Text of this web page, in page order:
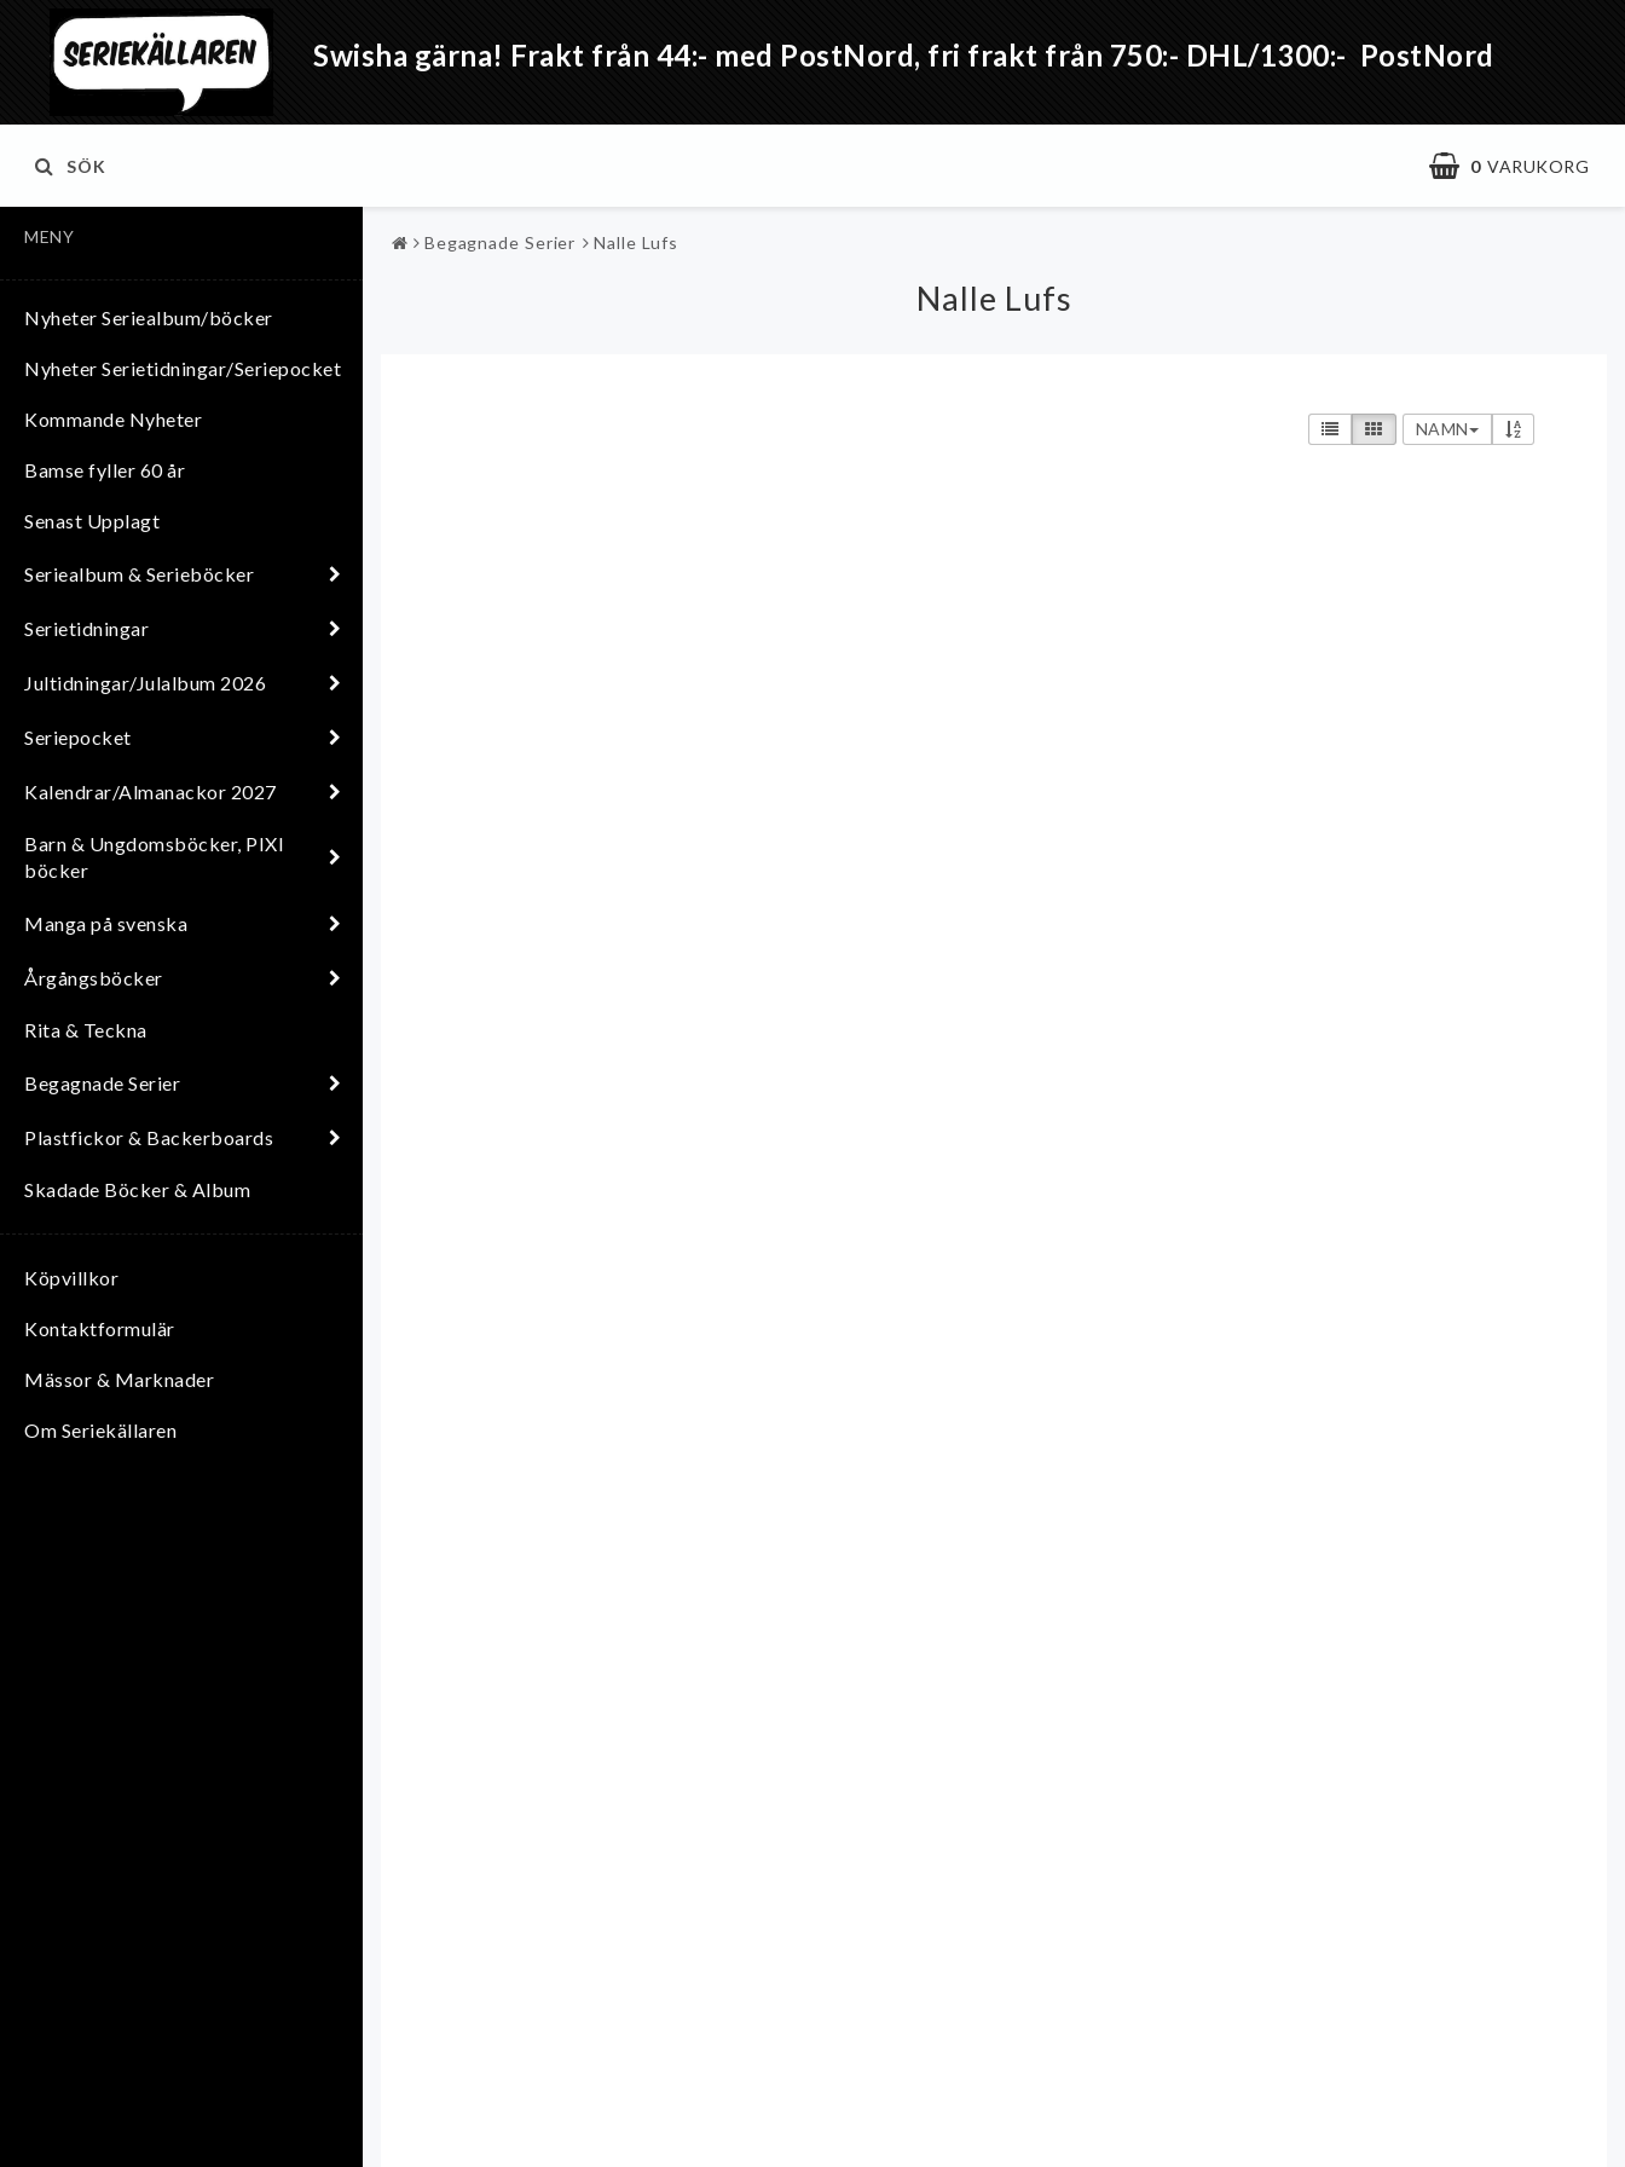
Swisha gärna! Frakt från 44:- med PostNord, fri frakt från 750:- DHL/1300:- PostNord
0 VARUKORG
SÖK
MENY
Nyheter Seriealbum/böcker
Nyheter Serietidningar/Seriepocket
Kommande Nyheter
Bamse fyller 60 år
Senast Upplagt
Seriealbum & Serieböcker
Serietidningar
Jultidningar/Julalbum 2026
Seriepocket
Kalendrar/Almanackor 2027
Barn & Ungdomsböcker, PIXI
böcker
Manga på svenska
Årgångsböcker
Rita & Teckna
Begagnade Serier
Plastfickor & Backerboards
Skadade Böcker & Album
Köpvillkor
Kontaktformulär
Mässor & Marknader
Om Seriekällaren
Begagnade Serier Nalle Lufs
Nalle Lufs
NAMN